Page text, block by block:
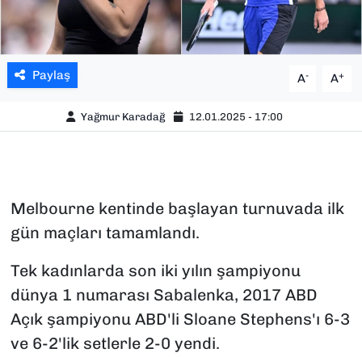
Paylaş A- A+
Yağmur Karadağ 12.01.2025 - 17:00
Melbourne kentinde başlayan turnuvada ilk
gün maçları tamamlandı.
Tek kadınlarda son iki yılın şampiyonu
dünya 1 numarası Sabalenka, 2017 ABD
Açık şampiyonu ABD'li Sloane Stephens'ı 6-3
ve 6-2'lik setlerle 2-0 yendi.
YEREL YÖNETİMLER